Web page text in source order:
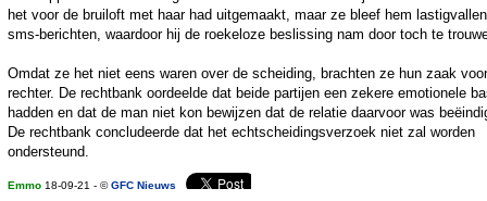
het voor de bruiloft met haar had uitgemaakt, maar ze bleef hem
sms-berichten, waardoor hij de roekeloze beslissing nam door toch te
Omdat ze het niet eens waren over de scheiding, brachten ze hun zaak
rechter. De rechtbank oordeelde dat beide partijen een zekere emotionele
hadden en dat de man niet kon bewijzen dat de relatie daarvoor was
De rechtbank concludeerde dat het echtscheidingsverzoek niet zal worden
ondersteund.
Emmo 18-09-21 - ©GFC Nieuws